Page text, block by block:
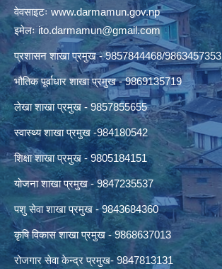
वेवसाइटःwww.darmamun.gov.np
इमेलःito.darmamun@gmail.com
प्रशासन शाखा प्रमुख - 9857844468/9863457353
भौतिक पूर्वाधार शाखा प्रमुख - 9869135719
लेखा शाखा प्रमुख - 9857855655
स्वास्थ्य शाखा प्रमुख -984180542
शिक्षा शाखा प्रमुख - 9805184151
योजना शाखा प्रमुख - 9847235537
पशु सेवा शाखा प्रमुख - 9843684360
कृषि विकास शाखा प्रमुख - 9868637013
रोजगार सेवा केन्द्र प्रमुख- 9847813131